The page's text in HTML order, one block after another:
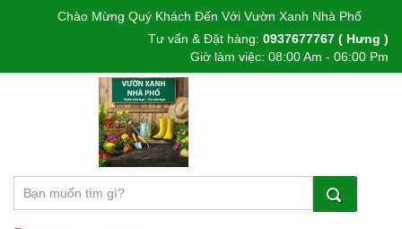
Chào Mừng Quý Khách Đến Với Vườn Xanh Nhà Phố
Tư vấn & Đặt hàng: 0937677767 ( Hưng )
Giờ làm việc: 08:00 Am - 06:00 Pm